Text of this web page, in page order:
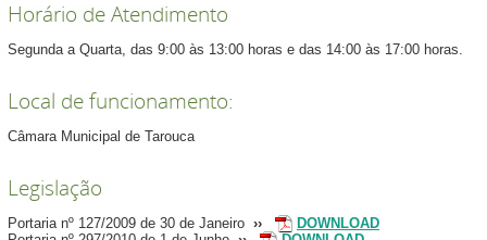
Horário de Atendimento
Segunda a Quarta, das 9:00 às 13:00 horas e das 14:00 às 17:00 horas.
Local de funcionamento:
Câmara Municipal de Tarouca
Legislação
Portaria nº 127/2009 de 30 de Janeiro ››
DOWNLOAD